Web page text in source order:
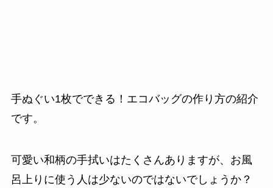
手ぬぐい1枚でできる！エコバッグの作り方の紹介
です。
可愛い和柄の手拭いはたくさんありますが、お風
呂上りに使う人は少ないのではないでしょうか？